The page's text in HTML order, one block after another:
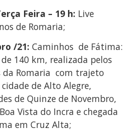
Feira – 19 h: Live
de Romaria;
/21: Caminhos de Fátima:
140 km, realizada pelos
da Romaria com trajeto
de Alto Alegre,
de Quinze de Novembro,
Vista do Incra e chegada
em Cruz Alta;